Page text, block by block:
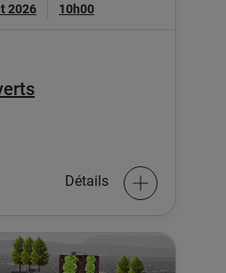
2026 10h00
Détails